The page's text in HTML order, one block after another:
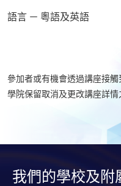
語言 － 粵語及英語
參加者或有機會透過講座接觸
學院保留取消及更改講座詳
我們的學校及附